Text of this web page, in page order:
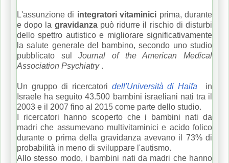
L'assunzione di integratori vitaminici prima, durante
e dopo la gravidanzapuò ridurre il rischio di disturbi
dello spettro autistico e migliorare significativamente
la salute generale del bambino, secondo uno studio
pubblicato sulJournal of the American Medical
Association Psychiatry.
Un gruppo di ricercatori dell'Università di Haifa in
Israele ha seguito 43.500 bambini israeliani nati tra il
2003 e il 2007 fino al 2015 come parte dello studio.
I ricercatori hanno scoperto che i bambini nati da
madri che assumevano multivitaminici e acido folico
durante o prima della gravidanza avevano il 73% di
probabilità in meno di sviluppare l'autismo.
Allo stesso modo, i bambini nati da madri che hanno